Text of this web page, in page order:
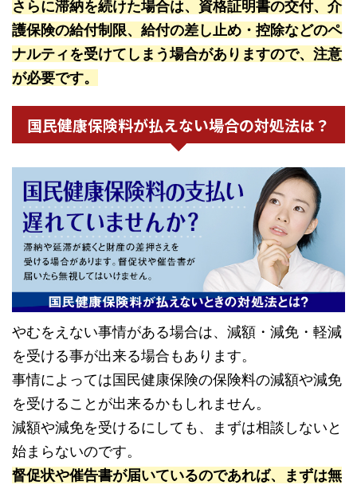
さらに滞納を続けた場合は、資格証明書の交付、介
護保険の給付制限、給付の差し止め・控除などのペ
ナルティを受けてしまう場合がありますので、注意
が必要です。
国民健康保険料が払えない場合の対処法は？
やむをえない事情がある場合は、減額・減免・軽減
を受ける事が出来る場合もあります。
事情によっては国民健康保険の保険料の減額や減免
を受けることが出来るかもしれません。
減額や減免を受けるにしても、まずは相談しないと
始まらないのです。
督促状や催告書が届いているのであれば、まずは無